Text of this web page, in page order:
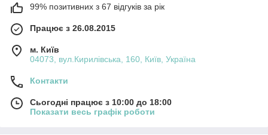
99% позитивних з 67 відгуків за рік
Працює з 26.08.2015
м. Київ
04073, вул.Кирилівська, 160, Київ, Україна
Контакти
Сьогодні працює з 10:00 до 18:00
Показати весь графік роботи